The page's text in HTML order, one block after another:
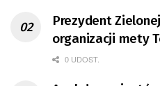
Prezydent
organizacji mety
0 UDOST.